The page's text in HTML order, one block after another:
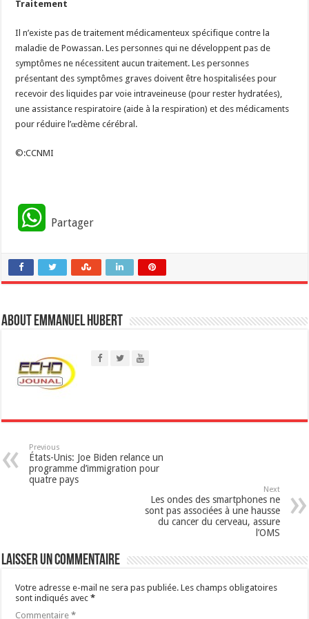
Traitement
Il n’existe pas de traitement médicamenteux spécifique contre la
maladie de Powassan. Les personnes qui ne développent pas de
symptômes ne nécessitent aucun traitement. Les personnes
présentant des symptômes graves doivent être hospitalisées pour
recevoir des liquides par voie intraveineuse (pour rester hydratées),
une assistance respiratoire (aide à la respiration) et des médicaments
pour réduire l’œdème cérébral.
©:CCNMI
W
a
s
A
p
Partager
About Emmanuel Hubert
Previous
États-Unis: Joe Biden relance un
programme d’immigration pour
quatre pays
Next
Les ondes des smartphones ne
sont pas associées à une hausse
du cancer du cerveau, assure
l’OMS
Laisser un commentaire
Votre adresse e-mail ne sera pas publiée. Les champs obligatoires
sont indiqués avec*
Commentaire*